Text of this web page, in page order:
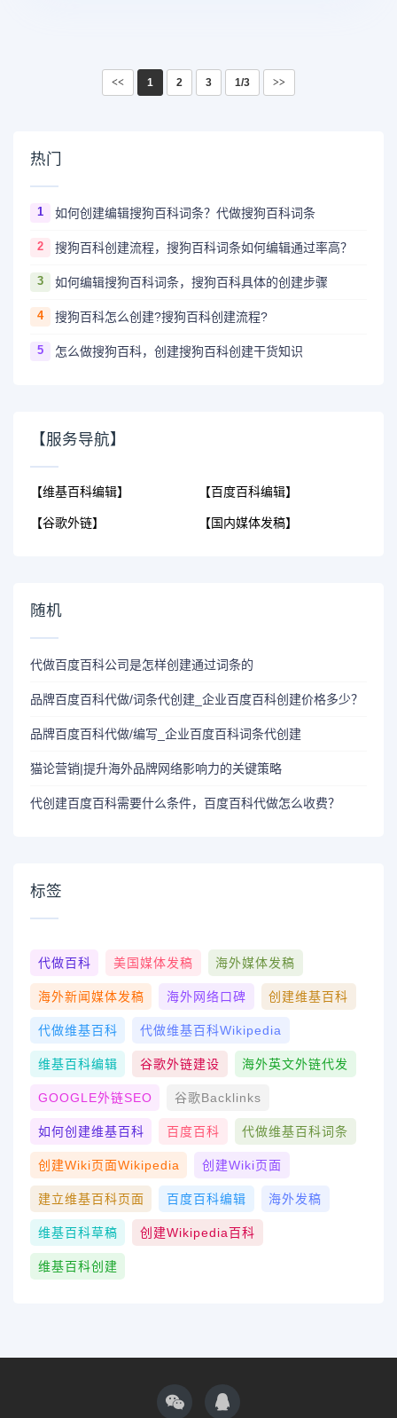
<< 1 2 3 1/3 >>
热门
1 如何创建编辑搜狗百科词条？代做搜狗百科词条
2 搜狗百科创建流程，搜狗百科词条如何编辑通过率高？
3 如何编辑搜狗百科词条，搜狗百科具体的创建步骤
4 搜狗百科怎么创建?搜狗百科创建流程?
5 怎么做搜狗百科，创建搜狗百科创建干货知识
【服务导航】
【维基百科编辑】
【谷歌外链】
【百度百科编辑】
【国内媒体发稿】
随机
代做百度百科公司是怎样创建通过词条的
品牌百度百科代做/词条代创建_企业百度百科创建价格多少？
品牌百度百科代做/编写_企业百度百科词条代创建
猫论营销|提升海外品牌网络影响力的关键策略
代创建百度百科需要什么条件，百度百科代做怎么收费？
标签
代做百科 美国媒体发稿 海外媒体发稿
海外新闻媒体发稿 海外网络口碑 创建维基百科
代做维基百科 代做维基百科wikipedia
维基百科编辑 谷歌外链建设 海外英文外链代发
GOOGLE外链SEO 谷歌Backlinks
如何创建维基百科 百度百科 代做维基百科词条
创建wiki页面Wikipedia 创建wiki页面
建立维基百科页面 百度百科编辑 海外发稿
维基百科草稿 创建Wikipedia百科
维基百科创建